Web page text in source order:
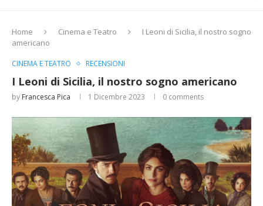
Home Cinema e Teatro
I Leoni di Sicilia, il nostro sogno
americano
CINEMA E TEATRO RECENSIONI
I Leoni di Sicilia, il nostro sogno americano
by Francesca Pica 1 Dicembre 2023 0 comments